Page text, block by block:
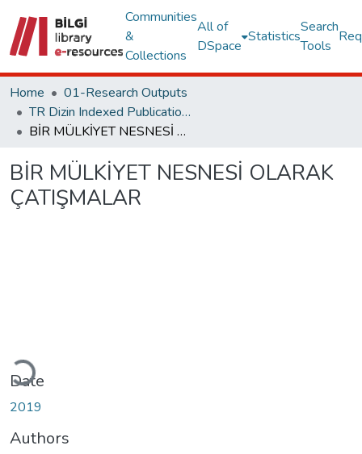
Communities
&
Collections
All of
DSpace
Statistics
Search
Tools
Home
01-Research Outputs
TR Dizin Indexed Publications
BİR MÜLKİYET NESNESİ OLARAK ÇATIŞMALAR
BİR MÜLKİYET NESNESİ OLARAK
ÇATIŞMALAR
Date
2019
Authors